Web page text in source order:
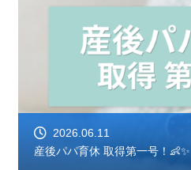
2026.06.11
産後パパ育休 取得第一号！👶✨